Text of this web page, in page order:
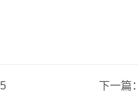
下一篇：